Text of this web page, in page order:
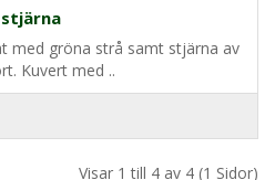
med gröna strå samt stjärna av
Kuvert med ..
Visar 1 till 4 av 4 (1 Sidor)